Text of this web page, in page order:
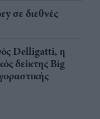
σε διεθνές
Delligatti, η
δείκτης Big